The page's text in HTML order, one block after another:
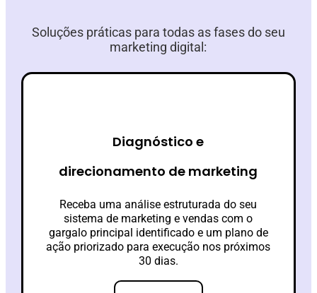
Soluções práticas para todas as fases do seu
marketing digital:
Diagnóstico e
direcionamento de marketing
Receba uma análise estruturada do seu
sistema de marketing e vendas com o
gargalo principal identificado e um plano de
ação priorizado para execução nos próximos
30 dias.